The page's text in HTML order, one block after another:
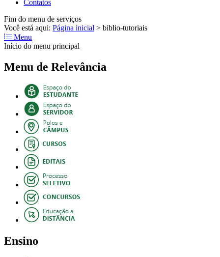
Contatos
Fim do menu de serviços
Você está aqui: Página inicial > biblio-tutoriais
Menu
Início do menu principal
Menu de Relevância
Ensino